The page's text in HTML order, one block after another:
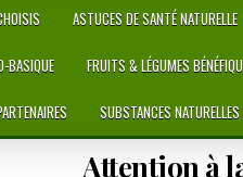
ASTUCES DE SANTÉ NATURELLE
BASIQUE FRUITS & LÉGUMES
SUBSTANCES NATURELLES
Attention à